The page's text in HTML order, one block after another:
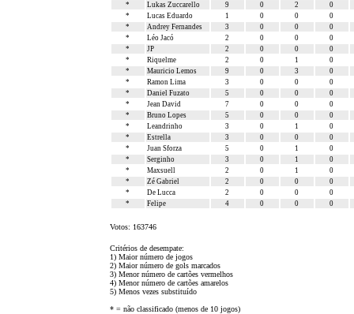
*
Lukas Zuccarello 9 0 2
0
*
Lucas Eduardo 1 0 0
0
*
Andrey Fernandes 3 0 0
0
*
Léo Jacó 2 0 0
0
*
JP 2 0 0
0
*
Riquelme 2 0 1
0
*
Mauricio Lemos 9 0 3
0
*
Ramon Lima 3 0 0
0
*
Daniel Fuzato 5 0 0
0
*
Jean David 7 0 0
0
*
Bruno Lopes 5 0 0
0
*
Leandrinho 3 0 1
0
*
Estrella 3 0 0
0
*
Juan Sforza 5 0 1
0
*
Serginho 3 0 1
0
*
Maxsuell 2 0 1
0
*
Zé Gabriel 2 0 0
0
*
De Lucca 2 0 0
0
*
Felipe 4 0 0 0
Votos: 163746
Critérios de desempate:
1) Maior número de jogos
2) Maior número de gols marcados
3) Menor número de cartões vermelhos
4) Menor número de cartões amarelos
5) Menos vezes substituído
* = não classificado (menos de 10 jogos)